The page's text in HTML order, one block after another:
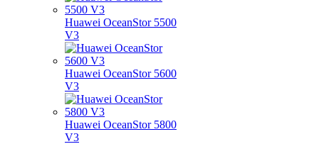
Huawei OceanStor 5500
V3
Huawei OceanStor 5600
V3
Huawei OceanStor 5800
V3